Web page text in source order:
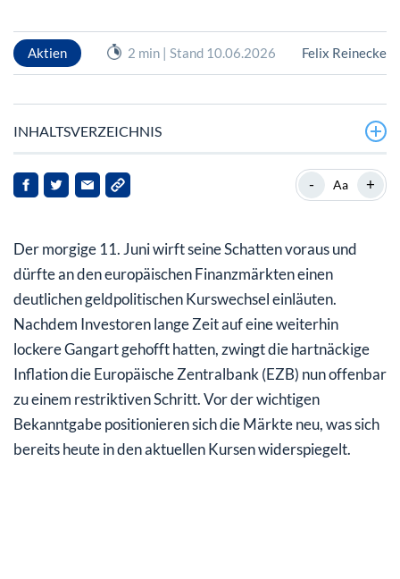
Aktien 2 min | Stand 10.06.2026 Felix Reinecke
INHALTSVERZEICHNIS
Inflation zwingt EZB zum Handeln: Zinsentscheidung
am 11. Juni
Fazit: Anleger müssen sich auf ein volatiles
Marktumfeld vorbereiten
- Aa +
Der morgige 11. Juni wirft seine Schatten voraus und
dürfte an den europäischen Finanzmärkten einen
deutlichen geldpolitischen Kurswechsel einläuten.
Nachdem Investoren lange Zeit auf eine weiterhin
lockere Gangart gehofft hatten, zwingt die hartnäckige
Inflation die Europäische Zentralbank (EZB) nun offenbar
zu einem restriktiven Schritt. Vor der wichtigen
Bekanntgabe positionieren sich die Märkte neu, was sich
bereits heute in den aktuellen Kursen widerspiegelt.